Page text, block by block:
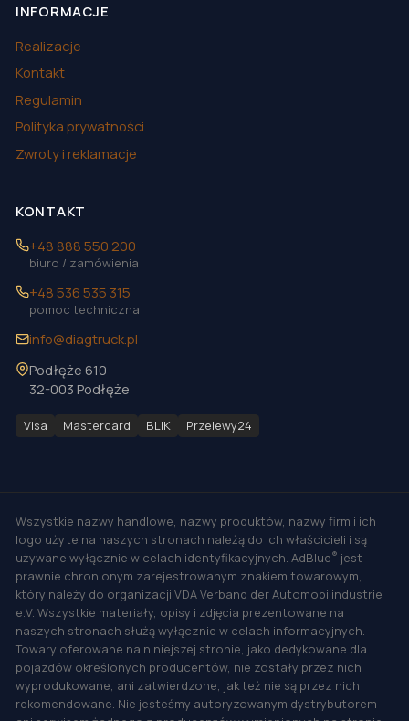
INFORMACJE
Realizacje
Kontakt
Regulamin
Polityka prywatności
Zwroty i reklamacje
KONTAKT
+48 888 550 200
biuro / zamówienia
+48 536 535 315
pomoc techniczna
info@diagtruck.pl
Podłęże 610
32-003 Podłęże
Visa Mastercard BLIK Przelewy24
Wszystkie nazwy handlowe, nazwy produktów, nazwy firm i ich
logo użyte na naszych stronach należą do ich właścicieli i są
używane wyłącznie w celach identyfikacyjnych. AdBlue® jest
prawnie chronionym zarejestrowanym znakiem towarowym,
który należy do organizacji VDA Verband der Automobilindustrie
e.V. Wszystkie materiały, opisy i zdjęcia prezentowane na
naszych stronach służą wyłącznie w celach informacyjnych.
Towary oferowane na niniejszej stronie, jako dedykowane dla
pojazdów określonych producentów, nie zostały przez nich
wyprodukowane, ani zatwierdzone, jak też nie są przez nich
rekomendowane. Nie jesteśmy autoryzowanym dystrybutorem